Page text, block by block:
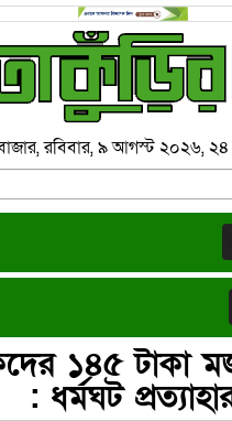
রবিবার, ৯ আগস্ট ২০২৬, ২৪
১৪৫ টাকা
: ধর্মঘট